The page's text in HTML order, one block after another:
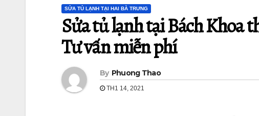
SỬA TỦ LẠNH TẠI HAI BÀ TRƯNG
Sửa tủ lạnh tại Bách Khoa
Tư vấn miễn phí
By Phuong Thao
TH1 14, 2021